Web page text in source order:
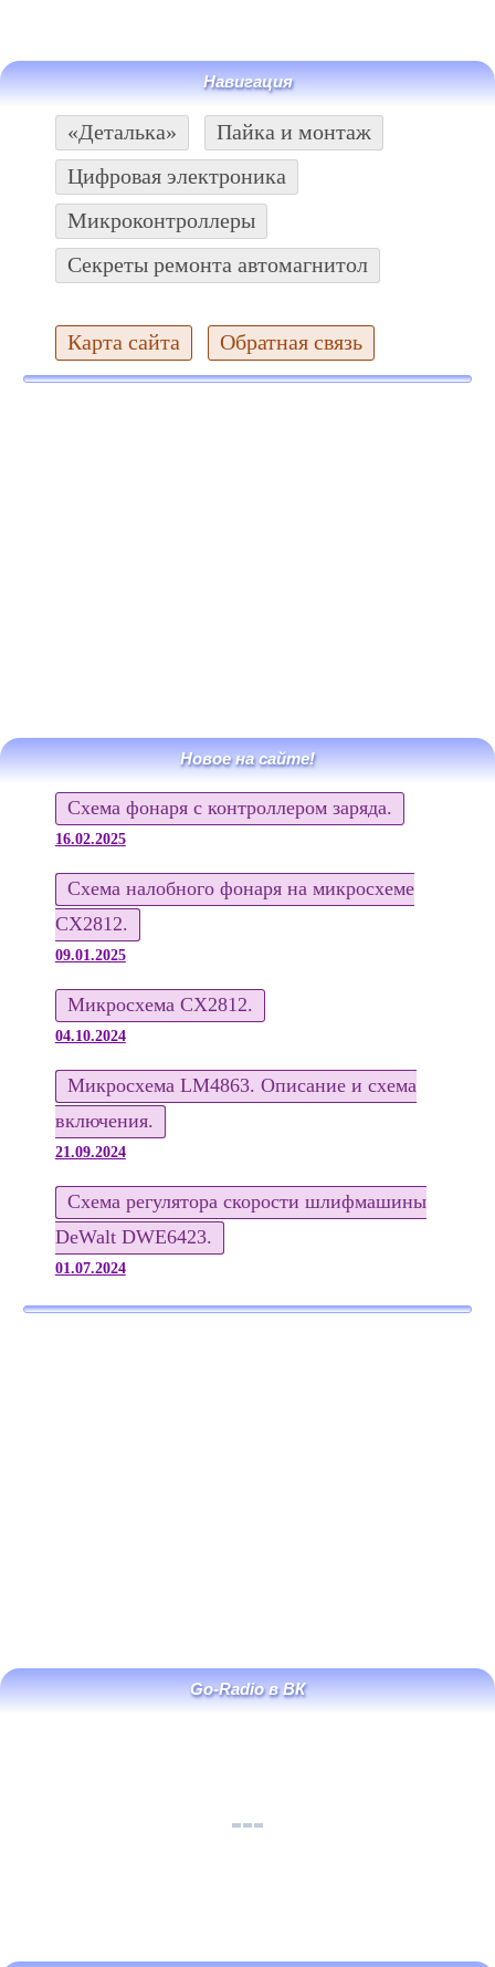
Навигация
«Деталька»
Пайка и монтаж
Цифровая электроника
Микроконтроллеры
Секреты ремонта автомагнитол
Карта сайта Обратная связь
Новое на сайте!
Схема фонаря с контроллером заряда.
16.02.2025
Схема налобного фонаря на микросхеме
CX2812.
09.01.2025
Микросхема CX2812.
04.10.2024
Микросхема LM4863. Описание и схема
включения.
21.09.2024
Схема регулятора скорости шлифмашины
DeWalt DWE6423.
01.07.2024
Go-Radio в ВК